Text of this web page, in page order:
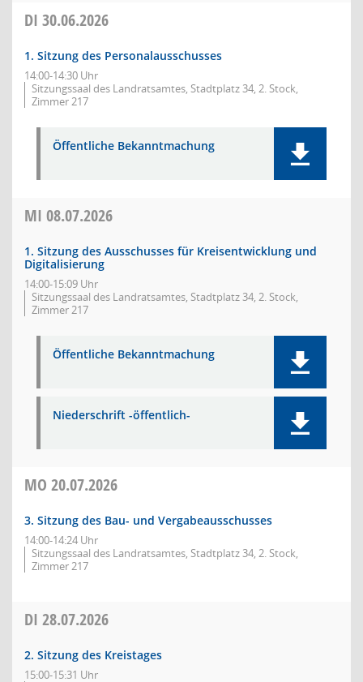
DI 30.06.2026
1. Sitzung des Personalausschusses
14:00-14:30 Uhr
Sitzungssaal des Landratsamtes, Stadtplatz 34, 2. Stock,
Zimmer 217
Öffentliche Bekanntmachung
MI 08.07.2026
1. Sitzung des Ausschusses für Kreisentwicklung und
Digitalisierung
14:00-15:09 Uhr
Sitzungssaal des Landratsamtes, Stadtplatz 34, 2. Stock,
Zimmer 217
Öffentliche Bekanntmachung
Niederschrift -öffentlich-
MO 20.07.2026
3. Sitzung des Bau- und Vergabeausschusses
14:00-14:24 Uhr
Sitzungssaal des Landratsamtes, Stadtplatz 34, 2. Stock,
Zimmer 217
DI 28.07.2026
2. Sitzung des Kreistages
15:00-15:31 Uhr